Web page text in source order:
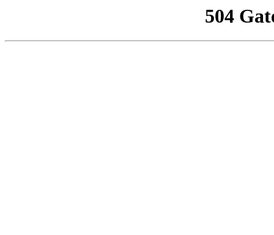
504